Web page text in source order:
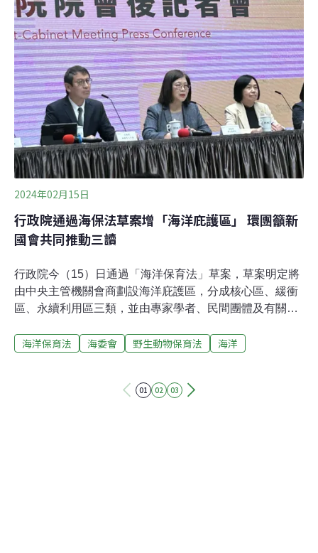
草案立法重點，重申守護海洋的決心。由行政院提出的海
保法草案，共計5章30條，重點包括保護海洋生態環境、
整合海洋保護區效能，以及保育海洋生物多樣性三大目
標；賦予主管機關劃定海洋庇護區、管理海洋保護區、公
告禁限制行為、調查實施保育措施、派遣觀察員蒐集資料
等五項權限。不僅賦予海委會在現行的海洋保護區會商有
關機關，制定整體海洋保護區管理政策方針，妥善管理保
護區，更增設「海洋庇護區」的保護區類型選項
2024年02月15日
行政院通過海保法草案增「海洋庇護區」 環團籲新
國會共同推動三讀
行政院今（15）日通過「海洋保育法」草案，草案明定將
由中央主管機關會商劃設海洋庇護區，分成核心區、緩衝
區、永續利用區三類，並由專家學者、民間團體及有關機
並沒有黨派取得過半席次，環團表示，希望藍綠白三黨攜
法》，明定兩年內政府應制定包括《海洋保育法》、《海
海洋保育法 海委會 野生動物保育法 海洋
01 02 03